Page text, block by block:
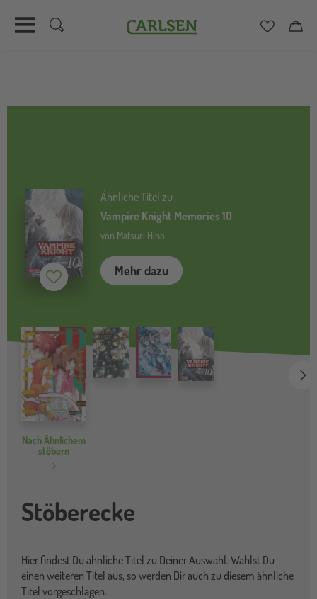
Carlsen
Ähnliche Titel zu
Vampire Knight Memories 10
von Matsuri Hino
Mehr dazu
Merken ( inaktiv)
Nach Ähnlichem
stöbern
Stöberecke
Hier findest Du ähnliche Titel zu Deiner Auswahl. Wählst Du
einen weiteren Titel aus, so werden Dir auch zu diesem ähnliche
Titel vorgeschlagen.